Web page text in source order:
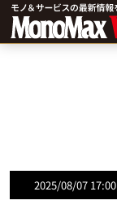
2025/08/07 17:00